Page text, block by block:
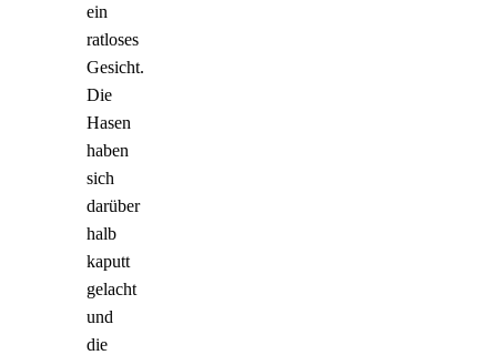
ein
ratloses
Gesicht.
Die
Hasen
haben
sich
darüber
halb
kaputt
gelacht
und
die